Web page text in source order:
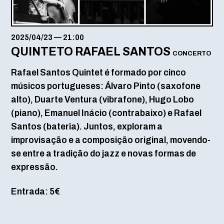
2025/04/23 — 21:00
QUINTETO RAFAEL SANTOS CONCERTO
Rafael Santos Quintet é formado por cinco
músicos portugueses: Álvaro Pinto (saxofone
alto), Duarte Ventura (vibrafone), Hugo Lobo
(piano), Emanuel Inácio (contrabaixo) e Rafael
Santos (bateria). Juntos, exploram a
improvisação e a composição original, movendo-
se entre a tradição do jazz e novas formas de
expressão.
Entrada: 5€